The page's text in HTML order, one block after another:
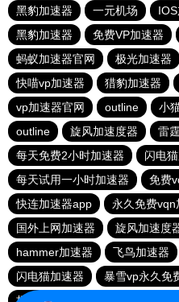
黑豹加速器
一元机场
黑豹加速器
免费VP加速器
蚂蚁加速器官网
极光加速器
快喵vp加速器
猎豹加速器
vp加速器官网
outline 小
outline
旋风加速度器 雷
每天免费2小时加速器
闪电
每天试用一小时加速器
免费
快连加速器app
永久免费vqn
国外上网加速器
旋风加速度
hammer加速器
飞鸟加速器
闪电猫加速器
暴雪vp永久免